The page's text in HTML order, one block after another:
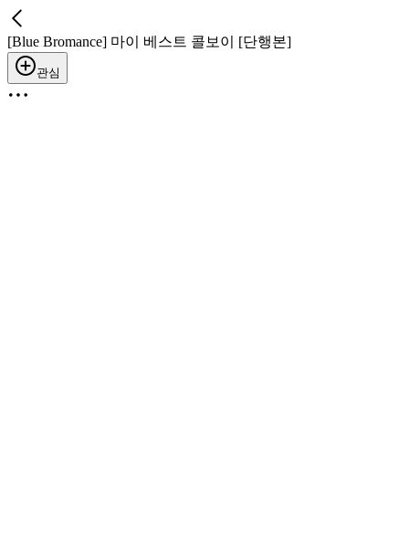
[Blue Bromance] 마이 베스트 콜보이 [단행본]
관심